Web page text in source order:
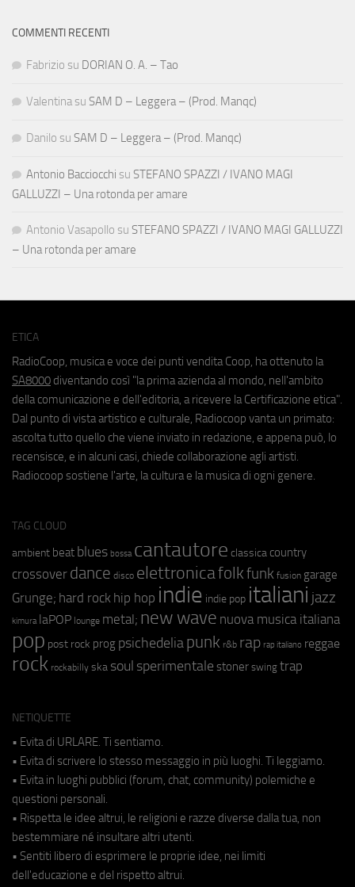
COMMENTI RECENTI
Fabrizio su DORIAN O. A. – Tao
Valentina su SAM D – Leggera – (Prod. Manqc)
Danilo su SAM D – Leggera – (Prod. Manqc)
Antonio Bacciocchi su STEFANO SPAZZI / IVANO MAGI
GALLUZZI – Una rotonda per amare
Antonio Vasapollo su STEFANO SPAZZI / IVANO MAGI GALLUZZI
– Una rotonda per amare
ETICA
RadioCoop, musica e voce dei punti vendita Coop, ha ottenuto la
SA8000 diventando così "la prima azienda al mondo, nell'ambito
della comunicazione e dell'editoria, a ricevere la Certificazione etica".
Dal punto di vista artistico e culturale, Radiocoop vanta un primato:
ascolta tutto quello che viene inviato in redazione, e appena può, lo
recensisce, e in alcuni casi, chiede collaborazione agli artisti.
Radiocoop sostiene l'arte, la cultura e la musica di ogni genere.
TAG CLOUD
ambient beat blues bossa cantautore classica country
crossover dance disco elettronicafolkfunk fusion garage
Grunge; hard rock hip hop indie indie pop italiani jazz
kimura laPOP lounge metal; new wave nuova musica italiana
pop post rock prog psichedeliapunk r&b rap rap italiano reggae
rock rockabilly ska soul sperimentale stoner swing trap
NETIQUETTE
• Evita di URLARE. Ti sentiamo.
• Evita di scrivere lo stesso messaggio in più luoghi. Ti leggiamo.
• Evita in luoghi pubblici (forum, chat, community) polemiche e
questioni personali.
• Rispetta le idee altrui, le religioni e razze diverse dalla tua, non
bestemmiare né insultare altri utenti.
• Sentiti libero di esprimere le proprie idee, nei limiti
dell'educazione e del rispetto altrui.